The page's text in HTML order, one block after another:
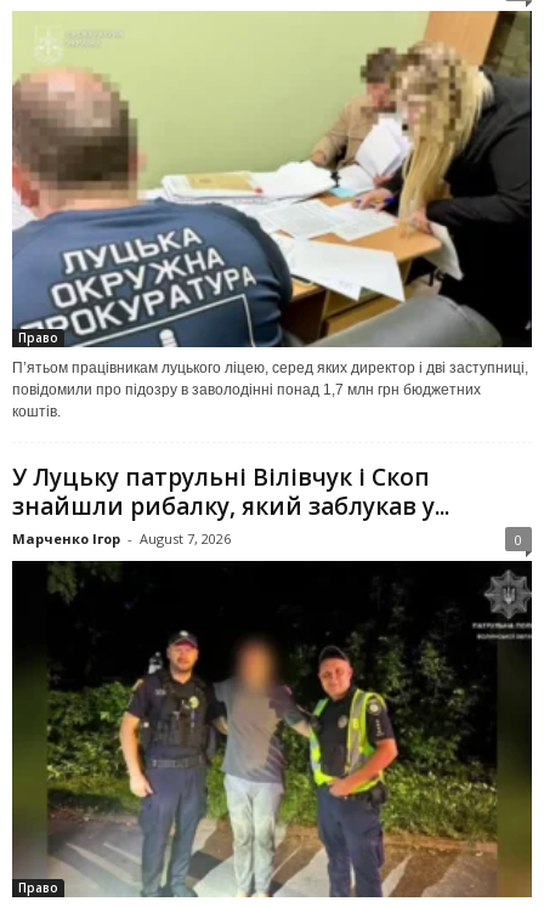
Право
П’ятьом працівникам луцького ліцею, серед яких директор і дві заступниці,
повідомили про підозру в заволодінні понад 1,7 млн грн бюджетних
коштів.
У Луцьку патрульні Вілівчук і Скоп
знайшли рибалку, який заблукав у...
Марченко Ігор - August 7, 2026 0
Право